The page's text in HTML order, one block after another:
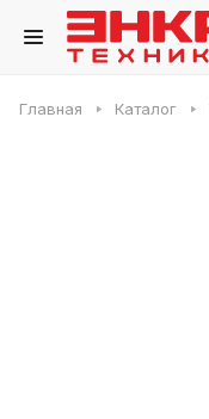
Главная Каталог